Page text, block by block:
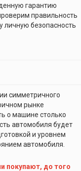
гарантию
правильность
личную безопасность
симметричного
рынке
о машине столько
автомобиля будет
и уровнем
автомобиля.
покупают, до того